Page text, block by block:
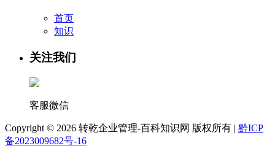
首页
知识
关注我们
客服微信
Copyright © 2026 转乾企业管理-百科知识网 版权所有 | 黔ICP
备2023009682号-16